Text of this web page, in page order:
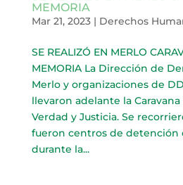
MEMORIA
Mar 21, 2023| Derechos
SE REALIZÓ EN MERLO
MEMORIA La Dirección de
Merlo y organizaciones de
llevaron adelante la
Verdad y Justicia. Se
fueron centros de detención
durante la...